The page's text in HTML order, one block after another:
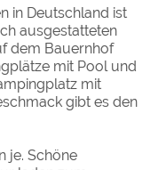
in Deutschland ist
ausgestatteten
dem Bauernhof
mit Pool und
mit
gibt es den
je. Schöne